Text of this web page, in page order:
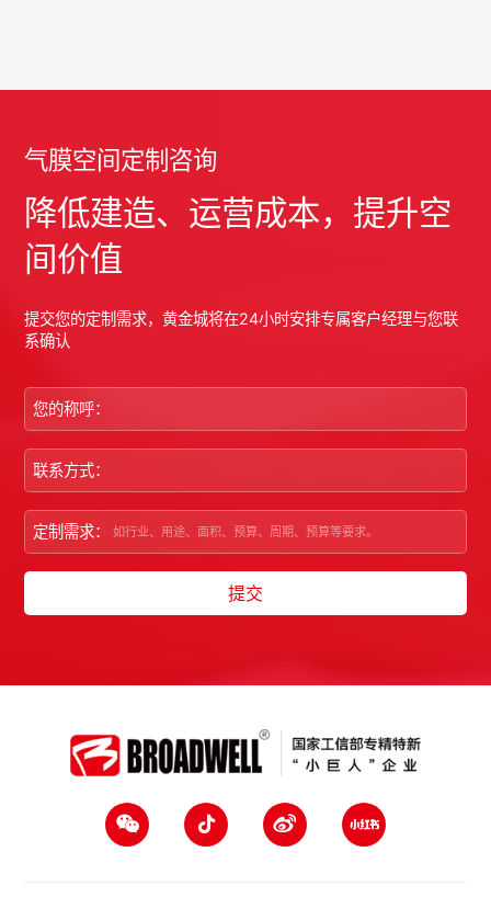
气膜空间定制咨询
降低建造、运营成本，提升空
间价值
提交您的定制需求，黄金城将在24小时安排专属客户经理与您联
系确认
您的称呼：
联系方式：
定制需求：
提交